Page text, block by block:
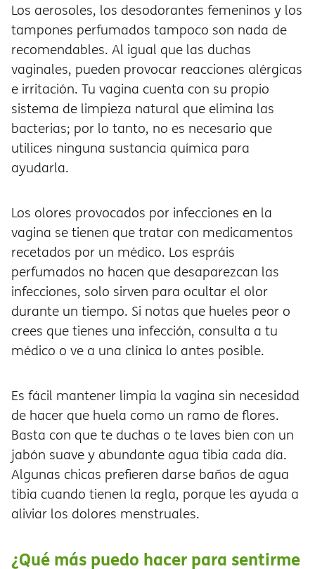
Los aerosoles, los desodorantes femeninos y los
tampones perfumados tampoco son nada de
recomendables. Al igual que las duchas
vaginales, pueden provocar reacciones alérgicas
e irritación. Tu vagina cuenta con su propio
sistema de limpieza natural que elimina las
bacterias; por lo tanto, no es necesario que
utilices ninguna sustancia química para
ayudarla.
Los olores provocados por infecciones en la
vagina se tienen que tratar con medicamentos
recetados por un médico. Los espráis
perfumados no hacen que desaparezcan las
infecciones, solo sirven para ocultar el olor
durante un tiempo. Si notas que hueles peor o
crees que tienes una infección, consulta a tu
médico o ve a una clínica lo antes posible.
Es fácil mantener limpia la vagina sin necesidad
de hacer que huela como un ramo de flores.
Basta con que te duchas o te laves bien con un
jabón suave y abundante agua tibia cada día.
Algunas chicas prefieren darse baños de agua
tibia cuando tienen la regla, porque les ayuda a
aliviar los dolores menstruales.
¿Qué más puedo hacer para sentirme